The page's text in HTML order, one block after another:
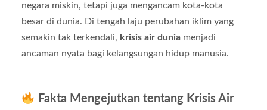
negara miskin, tetapi juga mengancam kota-kota
besar di dunia. Di tengah laju perubahan iklim yang
semakin tak terkendali, krisis air duniamenjadi
ancaman nyata bagi kelangsungan hidup manusia.
Fakta Mengejutkan tentang Krisis Air